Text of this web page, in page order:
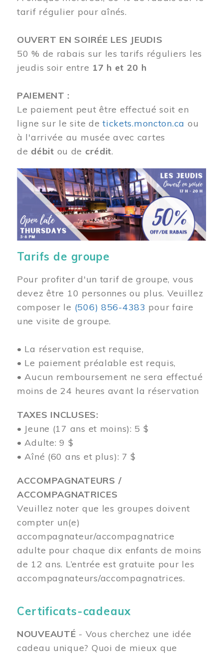
tarif régulier pour aînés.
OUVERT EN SOIRÉE LES JEUDIS
50 % de rabais sur les tarifs réguliers les
jeudis soir entre 17 h et 20 h
PAIEMENT :
Le paiement peut être effectué soit en
ligne sur le site detickets.moncton.ca ou
à l'arrivée au musée avec cartes
de débit ou de crédit.
Image
Tarifs de groupe
Pour profiter d'un tarif de groupe, vous
devez être 10 personnes ou plus. Veuillez
composer le (506) 856-4383 pour faire
une visite de groupe.
• La réservation est requise,
• Le paiement préalable est requis,
• Aucun remboursement ne sera effectué
moins de 24 heures avant la réservation
TAXES INCLUSES:
• Jeune (17 ans et moins): 5 $
• Adulte: 9 $
• Aîné (60 ans et plus): 7 $
ACCOMPAGNATEURS /
ACCOMPAGNATRICES
Veuillez noter que les groupes doivent
compter un(e)
accompagnateur/accompagnatrice
adulte pour chaque dix enfants de moins
de 12 ans. L’entrée est gratuite pour les
accompagnateurs/accompagnatrices.
Certificats-cadeaux
NOUVEAUTÉ - Vous cherchez une idée
cadeau unique? Quoi de mieux que